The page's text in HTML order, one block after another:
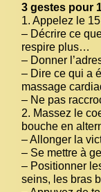
3 gestes pour
1. Appelez le
– Décrire ce
respire plus…
– Donner
– Dire ce qui a
massage
– Ne pas
2. Massez le
bouche en
– Allonger la
– Se mettre à
– Positionner
seins, les bras